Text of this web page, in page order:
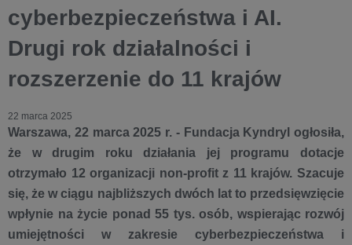
cyberbezpieczeństwa i AI.
Drugi rok działalności i
rozszerzenie do 11 krajów
22 marca 2025
Warszawa, 22 marca 2025 r. - Fundacja Kyndryl ogłosiła,
że w drugim roku działania jej programu dotacje
otrzymało 12 organizacji non-profit z 11 krajów. Szacuje
się, że w ciągu najbliższych dwóch lat to przedsięwzięcie
wpłynie na życie ponad 55 tys. osób, wspierając rozwój
umiejętności w zakresie cyberbezpieczeństwa i